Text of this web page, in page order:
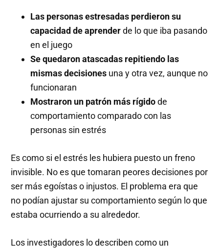
Las personas estresadas perdieron su
capacidad de aprenderde lo que iba pasando
en el juego
Se quedaron atascadas repitiendo las
mismas decisiones una y otra vez, aunque no
funcionaran
Mostraron un patrón más rígidode
comportamiento comparado con las
personas sin estrés
Es como si el estrés les hubiera puesto un freno
invisible. No es que tomaran peores decisiones por
ser más egoístas o injustos. El problema era que
no podían ajustar su comportamiento según lo que
estaba ocurriendo a su alrededor.
Los investigadores lo describen como un